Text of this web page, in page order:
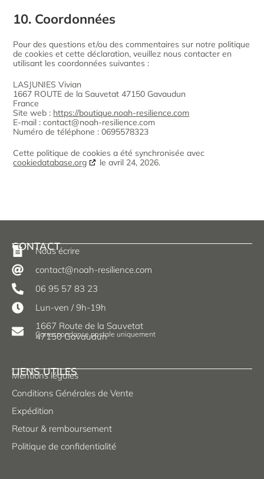
10. Coordonnées
Pour des questions et/ou des commentaires sur notre politique
de cookies et cette déclaration, veuillez nous contacter en
utilisant les coordonnées suivantes :
LASJUNIES Vivian
1667 ROUTE de la Sauvetat 47150 Gavaudun
France
Site web : https://boutique.noah-resilience.com
E-mail :contact@noah-resilience.com
Numéro de téléphone : 0695578323
Cette politique de cookies a été synchronisée avec
cookiedatabase.org
le avril 24, 2026.
CONTACT
Nous écrire
contact@noah-resilience.com
06 95 57 83 23
Lun-ven / 9h-19h
1667 Route de la Sauvetat
47150 Gavaudun
Correspondance postale uniquement
LIENS UTILES
Mentions légales
Conditions Générales de Vente
Expédition
Retour & remboursement
Politique de confidentialité